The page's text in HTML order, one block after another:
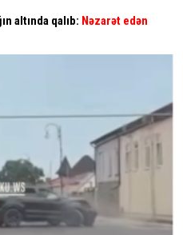
altında qalıb: Nəzarət edən